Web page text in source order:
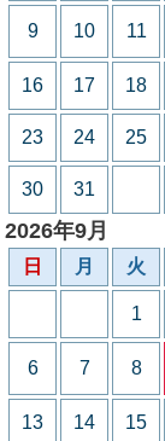
9 10 11
16 17 18
23 24 25
30 31
2026年9月
日 月 火
1
6 7 8
13 14 15